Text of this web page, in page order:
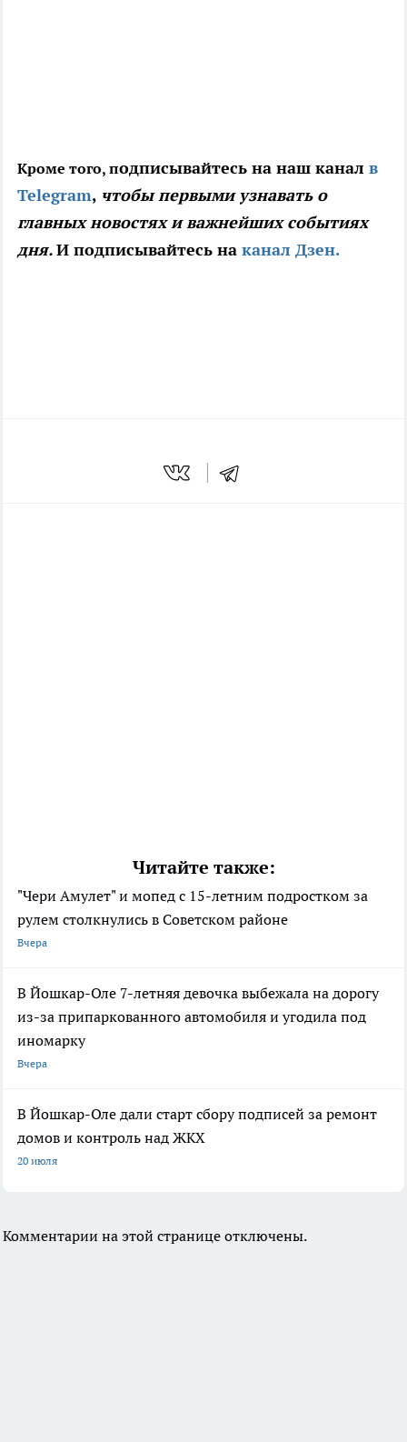
Кроме того, подписывайтесь на наш канал в
Telegram, чтобы первыми узнавать о
главных новостях и важнейших событиях
дня.И подписывайтесь на канал Дзен.
Читайте также:
"Чери Амулет" и мопед с 15-летним подростком за
рулем столкнулись в Советском районе
Вчера
В Йошкар-Оле 7-летняя девочка выбежала на дорогу
из-за припаркованного автомобиля и угодила под
иномарку
Вчера
В Йошкар-Оле дали старт сбору подписей за ремонт
домов и контроль над ЖКХ
20 июля
Комментарии на этой странице отключены.